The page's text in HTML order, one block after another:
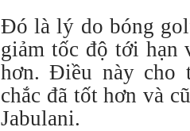
Đó là lý do bóng
giảm tốc độ tới hạn
hơn. Điều này cho
chắc đã tốt hơn và
Jabulani.